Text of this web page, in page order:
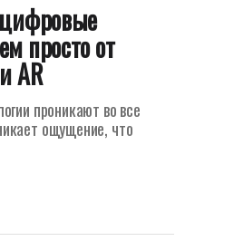
просто от
AR
проникают во все
ощущение, что